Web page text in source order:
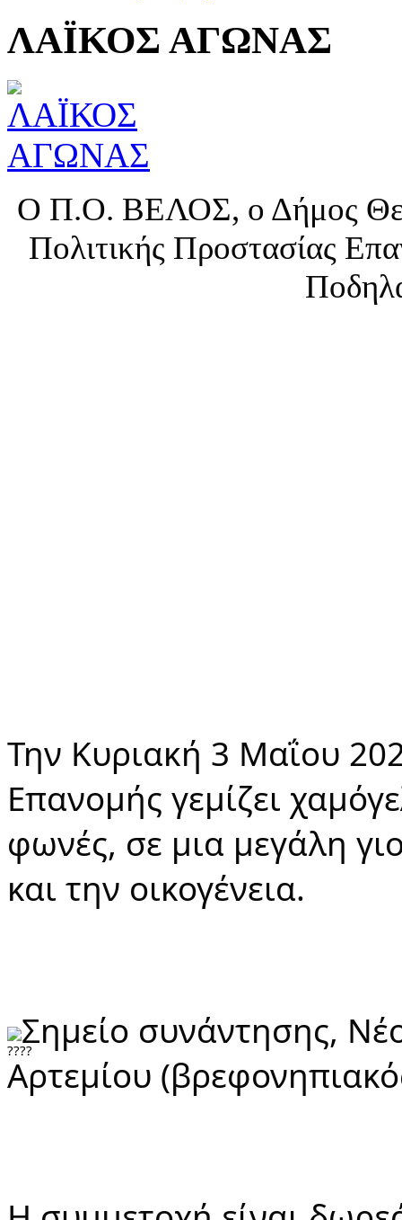
ΛΑΪΚΟΣ ΑΓΩΝΑΣ
Ο Π.Ο. ΒΕΛΟΣ, ο Δήμος
Πολιτικής Προστασίας
Την Κυριακή 3 Μαΐου
Επανομής γεμίζει
φωνές, σε μια μεγάλη
και την οικογένεια.
Σημείο συνάντησης,
Αρτεμίου